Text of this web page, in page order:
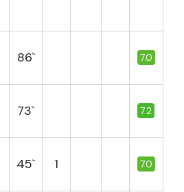
86` 7.0
73` 7.2
45` 1 7.0